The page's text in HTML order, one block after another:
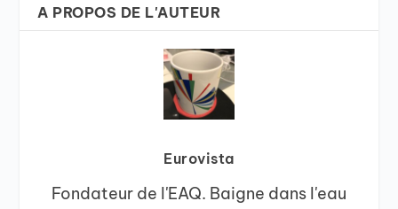
A PROPOS DE L'AUTEUR
Eurovista
Fondateur de l'EAQ. Baigne dans l'eau